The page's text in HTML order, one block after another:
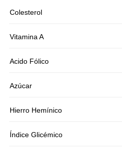
Colesterol
Vitamina A
Acido Fólico
Azúcar
Hierro Hemínico
Índice Glicémico